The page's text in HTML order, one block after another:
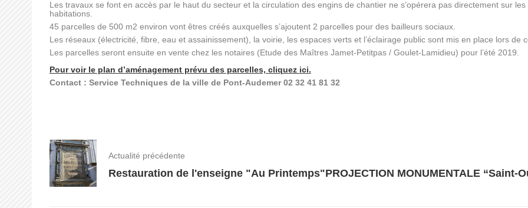
Les travaux se font en accès par le haut du secteur et la circulation des engins de chantier ne s’opérera pas directement sur
habitations.
45 parcelles de 500 m2 environ vont êtres créés auxquelles s’ajoutent 2 parcelles pour des bailleurs sociaux.
Les réseaux (électricité, fibre, eau et assainissement), la voirie, les espaces verts et l’éclairage public sont mis en place lors de
Les parcelles seront ensuite en vente chez les notaires (Etude des Maîtres Jamet-Petitpas / Goulet-Lamidieu) pour l’été 2019.
Pour voir le plan d’aménagement prévu des parcelles, cliquez ici.
Contact : Service Techniques de la ville de Pont-Audemer 02 32 41 81 32
Actualité précédente
Restauration de l'enseigne "Au Printemps"PROJECTION MONUMENTALE “Saint-